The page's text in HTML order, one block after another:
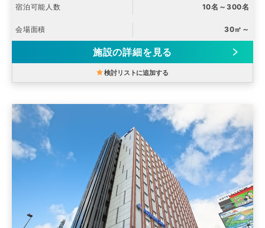
宿泊可能人数 10名～300名
会場面積 30㎡～
施設の詳細を見る
検討リストに追加する